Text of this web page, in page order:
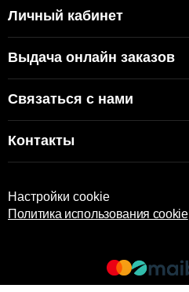
Личный кабинет
Выдача онлайн заказов
Связаться с нами
Контакты
Настройки cookie
Политика использования cookie